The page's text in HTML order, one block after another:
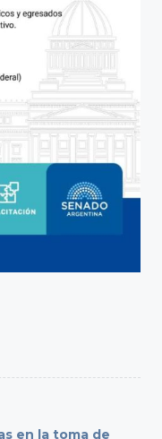
en la toma de